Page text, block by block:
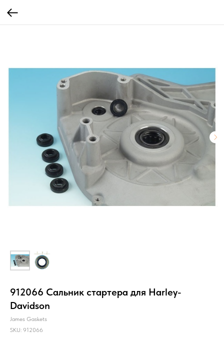
912066 Сальник стартера для Harley-
Davidson
James Gaskets
SKU: 912066